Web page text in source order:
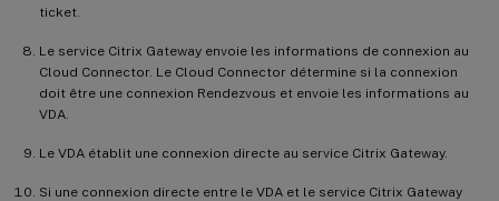
ticket.
Le service Citrix Gateway envoie les informations de connexion au
Cloud Connector. Le Cloud Connector détermine si la connexion
doit être une connexion Rendezvous et envoie les informations au
VDA.
Le VDA établit une connexion directe au service Citrix Gateway.
Si une connexion directe entre le VDA et le service Citrix Gateway